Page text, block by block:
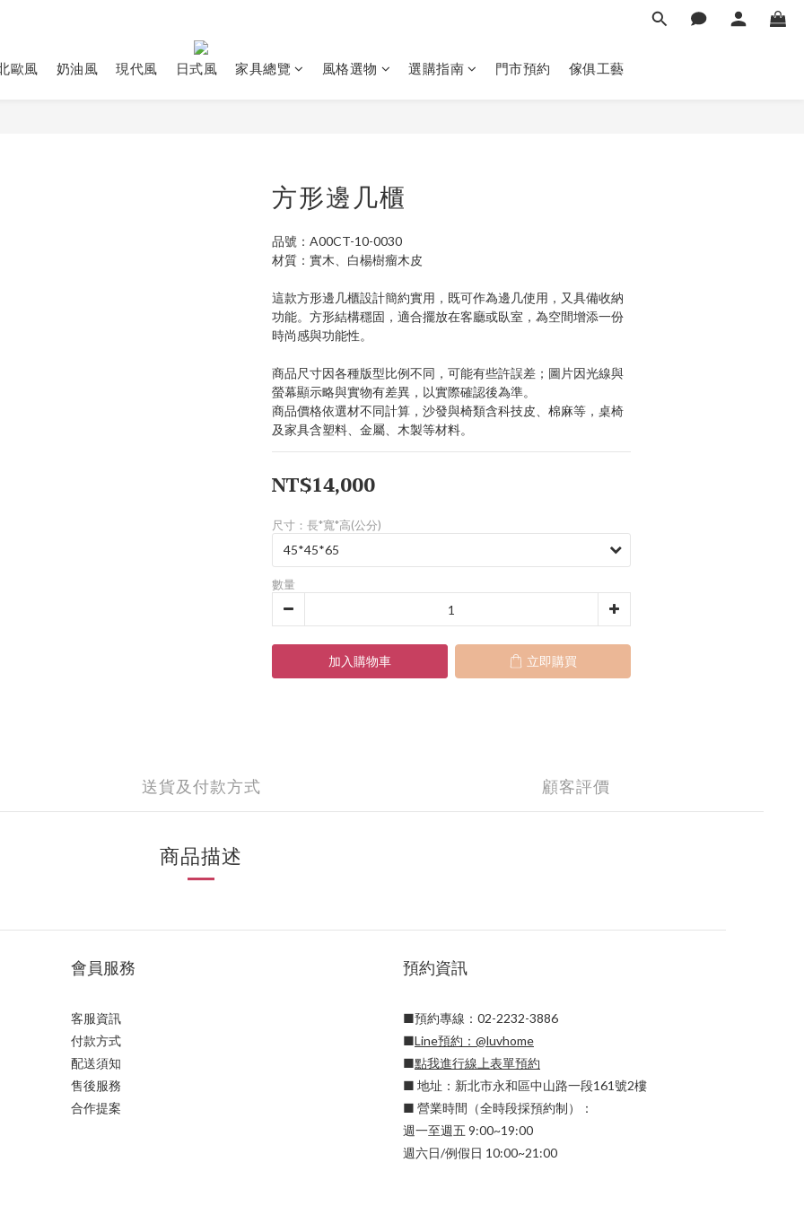
歐風 奶油風 現代風 日式風 家具總覽 風格選物 選購指南 門市預約 傢俱工藝
方形邊几櫃
品號：A00CT-10-0030
材質：實木、白楊樹瘤木皮
這款方形邊几櫃設計簡約實用，既可作為邊几使用，又具備收納
功能。方形結構穩固，適合擺放在客廳或臥室，為空間增添一份
時尚感與功能性。
商品尺寸因各種版型比例不同，可能有些許誤差；圖片因光線與
螢幕顯示略與實物有差異，以實際確認後為準。
商品價格依選材不同計算，沙發與椅類含科技皮、棉麻等，桌椅
及家具含塑料、金屬、木製等材料。
NT$14,000
尺寸：長*寬*高(公分)
數量
加入購物車 立即購買
送貨及付款方式 顧客評價
商品描述
會員服務
客服資訊
付款方式
配送須知
售後服務
合作提案
預約資訊
■預約專線：02-2232-3886
■Line預約： @luvhome
■點我進行線上表單預約
■ 地址：新北市永和區中山路一段161號2樓
■ 營業時間（全時段採預約制）：
週一至週五 9:00~19:00
週六日/例假日 10:00~21:00